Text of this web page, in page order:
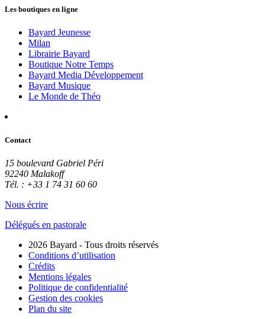
Les boutiques en ligne
Bayard Jeunesse
Milan
Librairie Bayard
Boutique Notre Temps
Bayard Media Développement
Bayard Musique
Le Monde de Théo
Contact
15 boulevard Gabriel Péri
92240 Malakoff
Tél. : +33 1 74 31 60 60
Nous écrire
Délégués en pastorale
2026 Bayard - Tous droits réservés
Conditions d’utilisation
Crédits
Mentions légales
Politique de confidentialité
Gestion des cookies
Plan du site